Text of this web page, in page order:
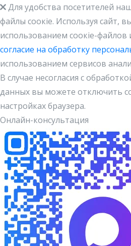
Для удобства посетителей
файлы cоокіe. Используя сайт,
использованием соокіе-
согласие на обработку
использованием сервисов
В случае несогласия с
данных вы можете отключить
настройках браузера.
Онлайн-консультация